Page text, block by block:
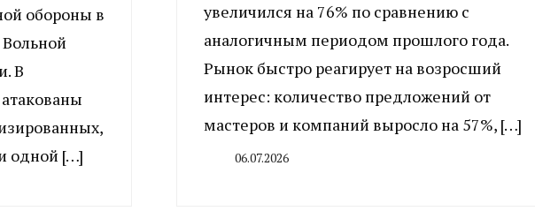
обороны в
В
одной […]
увеличился на 76% по сравнению с
аналогичным периодом прошлого года.
Рынок быстро реагирует на возросший
интерес: количество предложений от
мастеров и компаний выросло на 57%, […]
06.07.2026